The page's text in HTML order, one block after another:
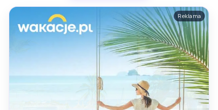
Reklama